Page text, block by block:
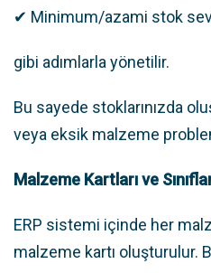
✔ Minimum/azami stok
gibi adımlarla yönetilir.
Bu sayede stoklarınızda
veya eksik malzeme
Malzeme Kartları ve
ERP sistemi içinde her
malzeme kartı oluşturulur.